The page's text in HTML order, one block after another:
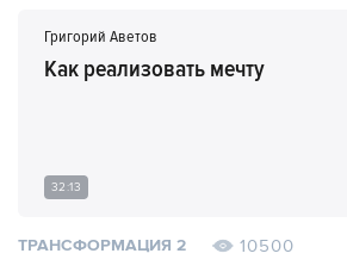
Григорий Аветов
Как реализовать мечту
32:13
ТРАНСФОРМАЦИЯ 2 10500